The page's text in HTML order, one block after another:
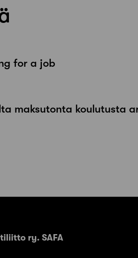
for a job
maksutonta koulutusta
ry. SAFA